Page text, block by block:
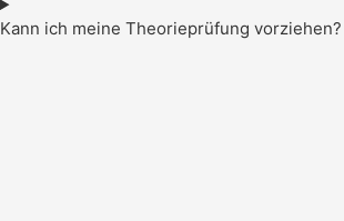
Kann ich meine Theorieprüfung vorziehen?